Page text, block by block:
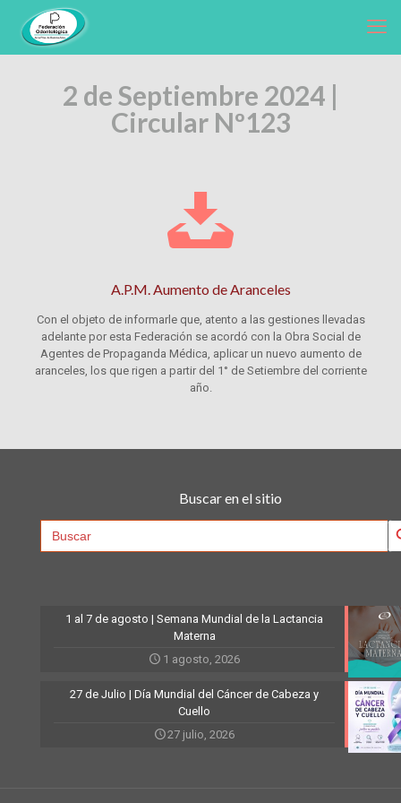
2 de Septiembre 2024 |
Circular Nº123
A.P.M. Aumento de Aranceles
Con el objeto de informarle que, atento a las gestiones llevadas
adelante por esta Federación se acordó con la Obra Social de
Agentes de Propaganda Médica, aplicar un nuevo aumento de
aranceles, los que rigen a partir del 1° de Setiembre del corriente
año.
Buscar en el sitio
Search
1 al 7 de agosto | Semana Mundial de la Lactancia
Materna
1 agosto, 2026
27 de Julio | Día Mundial del Cáncer de Cabeza y
Cuello
27 julio, 2026